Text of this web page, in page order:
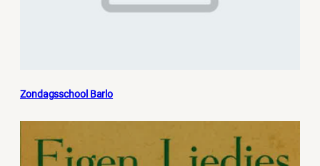
Zondagsschool Barlo